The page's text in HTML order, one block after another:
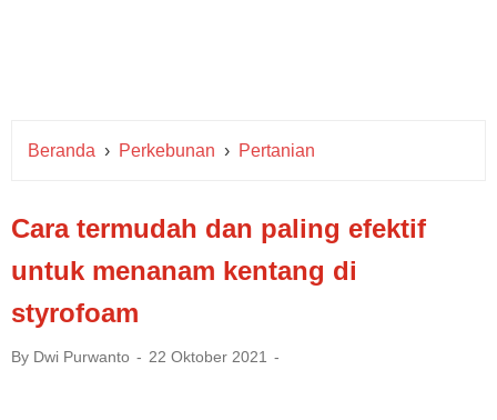
Beranda › Perkebunan › Pertanian
Cara termudah dan paling efektif
untuk menanam kentang di
styrofoam
By Dwi Purwanto 22 Oktober 2021